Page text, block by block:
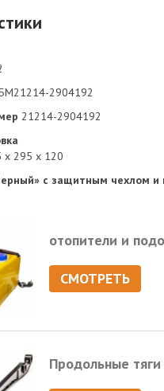
2904192
21214-2904192
х 295 х 120
с защитным чехлом и
отопители и
СМОТРЕТЬ
Продольные